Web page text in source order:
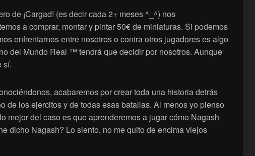
de ¡Cargad! (es decir cada 2+ meses ^_^) nos
a comprar, montar y pintar 50€ de miniaturas. Si podemos
enfrentarnos entre nosotros o contra otros jugadores es algo
del Mundo Real ™ tendrá que decidir por nosotros. Aunque
sí.
acabaremos por crear toda una historia detrás
de los ejercitos y de todas esas batallas. Al menos yo pienso
mejor del caso es que aprenderemos a jugar cómo Nagash
dicho Nagash? Lo siento, no me quito de encima viejos